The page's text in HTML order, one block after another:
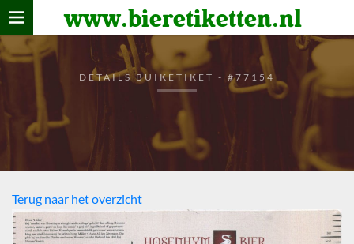
www.bieretiketten.nl
Home
verzamelen
De bierkaart
Bezoekers
DETAILS BUIKETIKET - #77154
Terug naar het overzicht